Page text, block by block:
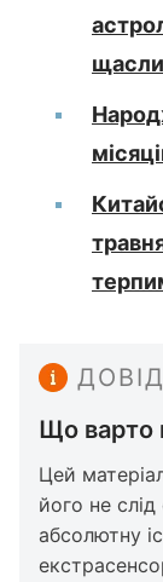
Що варто
Цей
його не
абсолютну